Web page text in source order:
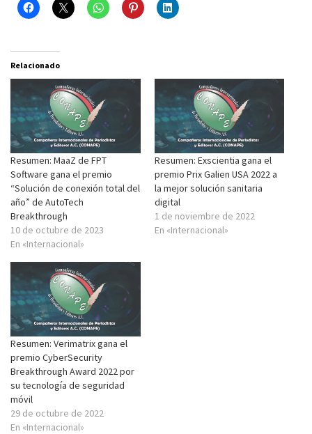
Relacionado
Resumen: MaaZ de FPT
Software gana el premio
“Solución de conexión total del
año” de AutoTech
Breakthrough
10 de octubre de 2023
En «Internacional»
Resumen: Exscientia gana el
premio Prix Galien USA 2022 a
la mejor solución sanitaria
digital
1 de noviembre de 2022
En «Internacional»
Resumen: Verimatrix gana el
premio CyberSecurity
Breakthrough Award 2022 por
su tecnología de seguridad
móvil
29 de octubre de 2022
En «Internacional»